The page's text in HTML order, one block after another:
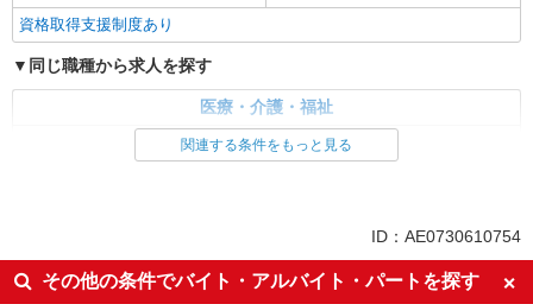
資格取得支援制度あり
同じ職種から求人を探す
医療・介護・福祉
看護師・保健師・看護助手・助産師
ボーナス・賞与あり
車通勤OK
交通費支給
社会保険あり
関連する条件をもっと見る
ID：AE0730610754
その他の条件でバイト・アルバイト・パートを探す